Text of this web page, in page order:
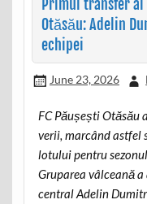
Primul transfer
Otăsău: Adelin
echipei
June 23, 2026
FC Păușești Otăsău
verii, marcând astfel
lotului pentru
Gruparea vâlceană
central Adelin